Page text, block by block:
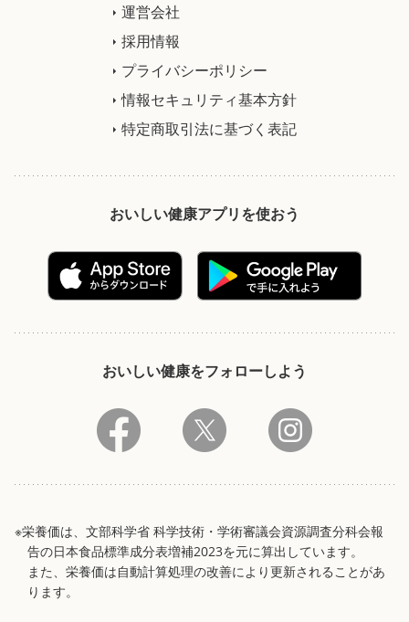
運営会社
採用情報
プライバシーポリシー
情報セキュリティ基本方針
特定商取引法に基づく表記
おいしい健康アプリを使おう
おいしい健康をフォローしよう
※栄養価は、文部科学省 科学技術・学術審議会資源調査分科会報
告の日本食品標準成分表増補2023を元に算出しています。
また、栄養価は自動計算処理の改善により更新されることがあ
ります。